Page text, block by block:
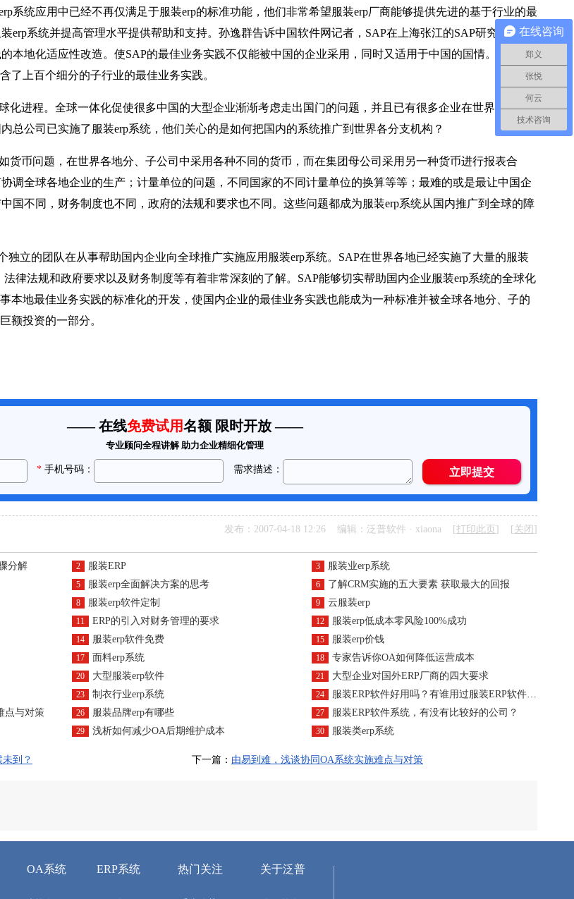
统应用中已经不再仅满足于服装erp的标准功能，他们非常希望服装erp厂商能够提供先进的基于行业的最
erp系统并提高管理水平提供帮助和支持。孙逸群告诉中国软件网记者，SAP在上海张江的SAP研究院有大
本地化适应性改造。使SAP的最佳业务实践不仅能被中国的企业采用，同时又适用于中国的国情。并且
了上百个细分的子行业的最佳业务实践。
进程。全球一体化促使很多中国的大型企业渐渐考虑走出国门的问题，并且已有很多企业在世界各国投
总公司已实施了服装erp系统，他们关心的是如何把国内的系统推广到世界各分支机构？
币问题，在世界各地分、子公司中采用各种不同的货币，而在集团母公司采用另一种货币进行报表合
调全球各地企业的生产；计量单位的问题，不同国家的不同计量单位的换算等等；最难的或是最让中国企
国不同，财务制度也不同，政府的法规和要求也不同。这些问题都成为服装erp系统从国内推广到全球的障
立的团队在从事帮助国内企业向全球推广实施应用服装erp系统。SAP在世界各地已经实施了大量的服装
律法规和政府要求以及财务制度等有着非常深刻的了解。SAP能够切实帮助国内企业服装erp系统的全球化
本地最佳业务实践的标准化的开发，使国内企业的最佳业务实践也能成为一种标准并被全球各地分、子的
额投资的一部分。
发布：2007-04-18 12:26 编辑：泛普软件 · xiaona [打印此页 ] [关闭 ]
分解 2 服装ERP 3 服装业erp系统
5 服装erp全面解决方案的思考 6 了解CRM实施的五大要素 获取最大的回报
8 服装erp软件定制 9 云服装erp
11 ERP的引入对财务管理的要求 12 服装erp低成本零风险100%成功
14 服装erp软件免费 15 服装erp价钱
17 面料erp系统 18 专家告诉你OA如何降低运营成本
20 大型服装erp软件 21 大型企业对国外ERP厂商的四大要求
23 制衣行业erp系统 24 服装ERP软件好用吗？有谁用过服装ERP软件能介绍下吗？
点与对策 26 服装品牌erp有哪些 27 服装ERP软件系统，有没有比较好的公司？
29 浅析如何减少OA后期维护成本 30 服装类erp系统
到？ 下一篇： 由易到难，浅谈协同OA系统实施难点与对策
OA系统 ERP系统 热门关注 关于泛普
在线咨询
郑义
张悦
何云
技术咨询